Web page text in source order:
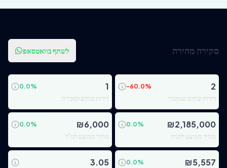
סקירה מהירה לשתף בוואטסאפ
2
-60.0%
דירות ובתים שנמכרו
1
0.0%
דירות ובתים למכירה
₪2,185,000
0.0%
מחיר ממוצע לקניה
₪6,000
0.0%
מחיר ממוצע למ"ר
₪5,557
0.0%
3.05